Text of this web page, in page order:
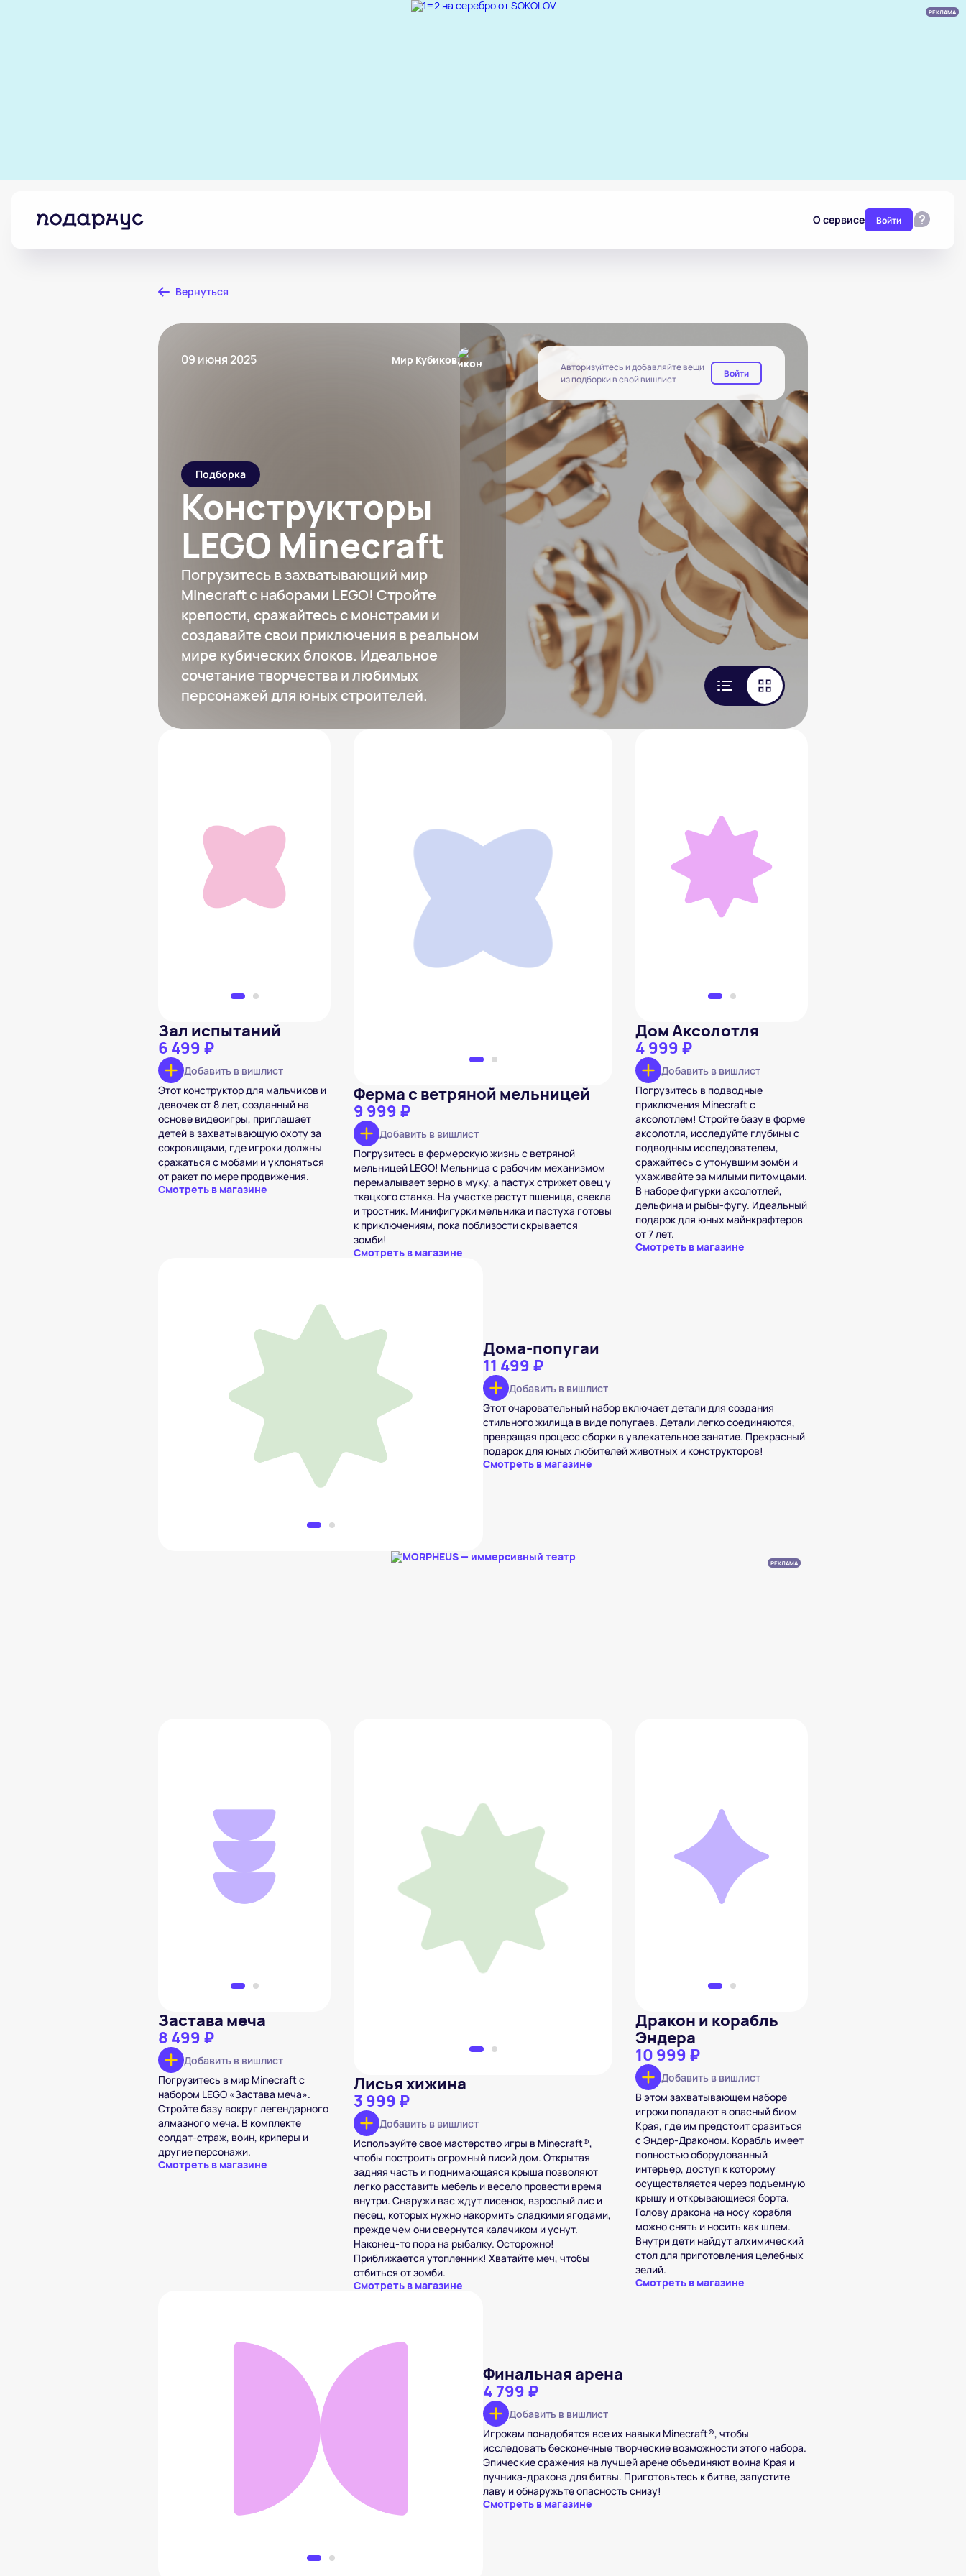
РЕКЛАМА
О сервисе Войти
Вернуться
09 июня 2025 Мир Кубиков
Подборка
Конструкторы
LEGO Minecraft
Погрузитесь в захватывающий мир
Minecraft с наборами LEGO! Стройте
крепости, сражайтесь с монстрами и
создавайте свои приключения в реальном
мире кубических блоков. Идеальное
сочетание творчества и любимых
персонажей для юных строителей.
Авторизуйтесь и добавляйте вещи
из подборки в свой вишлист
Войти
Зал испытаний
Добавить в вишлист
Зал испытаний
6 499 ₽
Добавить в вишлист
Этот конструктор для мальчиков и
девочек от 8 лет, созданный на
основе видеоигры, приглашает
детей в захватывающую охоту за
сокровищами, где игроки должны
сражаться с мобами и уклоняться
от ракет по мере продвижения.
Смотреть в магазине
Ферма с ветряной мельницей
Ферма с ветряной мельницей
9 999 ₽
Добавить в вишлист
Погрузитесь в фермерскую жизнь с ветряной
мельницей LEGO! Мельница с рабочим механизмом
перемалывает зерно в муку, а пастух стрижет овец у
ткацкого станка. На участке растут пшеница, свекла
и тростник. Минифигурки мельника и пастуха готовы
к приключениям, пока поблизости скрывается
зомби!
Смотреть в магазине
Дом Аксолотля
Добавить в вишлист
Дом Аксолотля
4 999 ₽
Добавить в вишлист
Погрузитесь в подводные
приключения Minecraft с
аксолотлем! Стройте базу в форме
аксолотля, исследуйте глубины с
подводным исследователем,
сражайтесь с утонувшим зомби и
ухаживайте за милыми питомцами.
В наборе фигурки аксолотлей,
дельфина и рыбы-фугу. Идеальный
подарок для юных майнкрафтеров
от 7 лет.
Смотреть в магазине
Дома-попугаи
11 499 ₽
Добавить в вишлист
Этот очаровательный набор включает детали для создания
стильного жилища в виде попугаев. Детали легко соединяются,
превращая процесс сборки в увлекательное занятие. Прекрасный
подарок для юных любителей животных и конструкторов!
Смотреть в магазине
РЕКЛАМА
Застава меча
8 499 ₽
Добавить в вишлист
Застава меча
8 499 ₽
Добавить в вишлист
Погрузитесь в мир Minecraft с
набором LEGO «Застава меча».
Стройте базу вокруг легендарного
алмазного меча. В комплекте
солдат-страж, воин, криперы и
другие персонажи.
Смотреть в магазине
Лисья хижина
3 999 ₽
Добавить в вишлист
Используйте свое мастерство игры в Minecraft®,
чтобы построить огромный лисий дом. Открытая
задняя часть и поднимающаяся крыша позволяют
легко расставить мебель и весело провести время
внутри. Снаружи вас ждут лисенок, взрослый лис и
песец, которых нужно накормить сладкими ягодами,
прежде чем они свернутся калачиком и уснут.
Наконец-то пора на рыбалку. Осторожно!
Приближается утопленник! Хватайте меч, чтобы
отбиться от зомби.
Смотреть в магазине
Дракон и корабль
Эндера
10 999 ₽
Добавить в вишлист
Дракон и корабль
Эндера
10 999 ₽
Добавить в вишлист
В этом захватывающем наборе
игроки попадают в опасный биом
Края, где им предстоит сразиться
с Эндер-Драконом. Корабль имеет
полностью оборудованный
интерьер, доступ к которому
осуществляется через подъемную
крышу и открывающиеся борта.
Голову дракона на носу корабля
можно снять и носить как шлем.
Внутри дети найдут алхимический
стол для приготовления целебных
зелий.
Смотреть в магазине
Финальная арена
4 799 ₽
Добавить в вишлист
Финальная арена
4 799 ₽
Добавить в вишлист
Игрокам понадобятся все их навыки Minecraft®, чтобы
исследовать бесконечные творческие возможности этого набора.
Эпические сражения на лучшей арене объединяют воина Края и
лучника-дракона для битвы. Приготовьтесь к битве, запустите
лаву и обнаружьте опасность снизу!
Смотреть в магазине